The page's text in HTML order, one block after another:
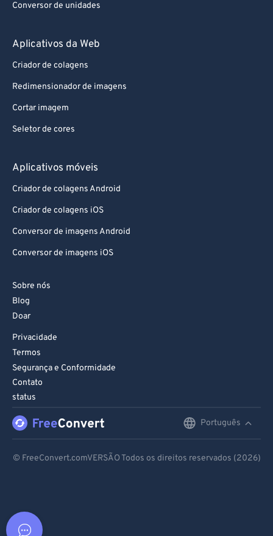
Conversor de unidades
Aplicativos da Web
Criador de colagens
Redimensionador de imagens
Cortar imagem
Seletor de cores
Aplicativos móveis
Criador de colagens Android
Criador de colagens iOS
Conversor de imagens Android
Conversor de imagens iOS
Sobre nós
Blog
Doar
Privacidade
Termos
Segurança e Conformidade
Contato
status
Português
© FreeConvert.comVERSÃO Todos os direitos reservados (2026)